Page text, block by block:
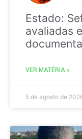
Estado:
avaliadas
VER MATÉRIA »
5 de agosto de